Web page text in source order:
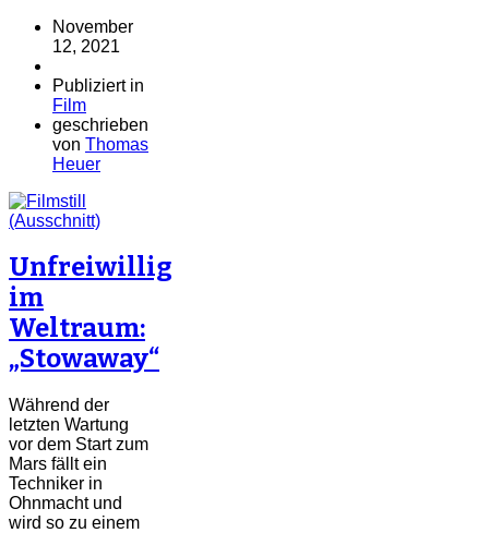
November
12, 2021
Publiziert in
Film
geschrieben
von Thomas
Heuer
Unfreiwillig
im
Weltraum:
„Stowaway“
Während der
letzten Wartung
vor dem Start zum
Mars fällt ein
Techniker in
Ohnmacht und
wird so zu einem